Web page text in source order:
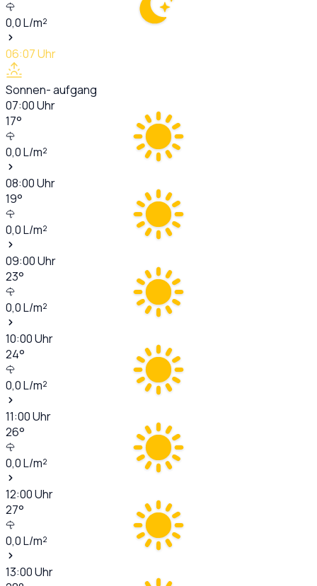
0,0L/m²
06:07Uhr
Sonnen- aufgang
07:00Uhr
17°
0,0L/m²
08:00Uhr
19°
0,0L/m²
09:00Uhr
23°
0,0L/m²
10:00Uhr
24°
0,0L/m²
11:00Uhr
26°
0,0L/m²
12:00Uhr
27°
0,0L/m²
13:00Uhr